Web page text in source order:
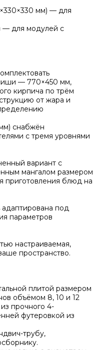
мм) — для
— для модулей с
— 770×450 мм,
кирпича по трём
от жара и
снабжён
с тремя уровнями
вариант с
мангалом размером
приготовления блюд на
под
параметров
настраиваемая,
пространство.
плитой размером
объёмом 8, 10 и 12
прочного 4-
футеровкой из
трубу,